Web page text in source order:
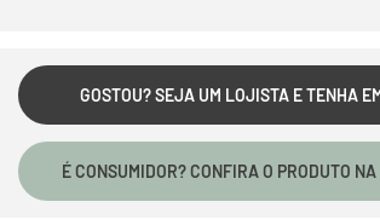
GOSTOU? SEJA UM LOJISTA E TENHA
É CONSUMIDOR? CONFIRA O PRODUTO